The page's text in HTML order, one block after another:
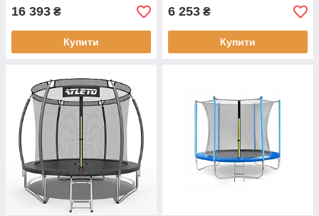
16 393 ₴
Купити
6 253 ₴
Купити